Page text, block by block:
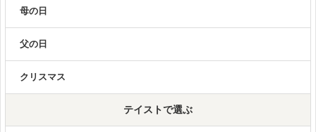
母の日
父の日
クリスマス
テイストで選ぶ